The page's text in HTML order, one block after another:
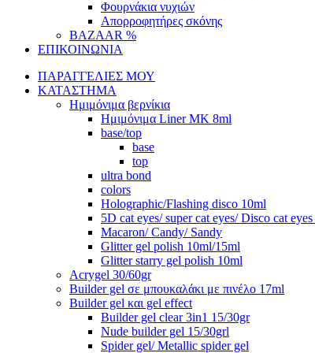
Φουρνάκια νυχιών
Απορροφητήρες σκόνης
BAZAAR %
ΕΠΙΚΟΙΝΩΝΙΑ
ΠΑΡΑΓΓΕΛΙΕΣ ΜΟΥ
ΚΑΤΑΣΤΗΜΑ
Ημιμόνιμα βερνίκια
Ημιμόνιμα Liner ΜΚ 8ml
base/top
base
top
ultra bond
colors
Holographic/Flashing disco 10ml
5D cat eyes/ super cat eyes/ Disco cat
Macaron/ Candy/ Sandy
Glitter gel polish 10ml/15ml
Glitter starry gel polish 10ml
Acrygel 30/60gr
Builder gel σε μπουκαλάκι με πινέλο 17ml
Builder gel και gel effect
Builder gel clear 3in1 15/30gr
Nude builder gel 15/30grl
Spider gel/ Metallic spider gel